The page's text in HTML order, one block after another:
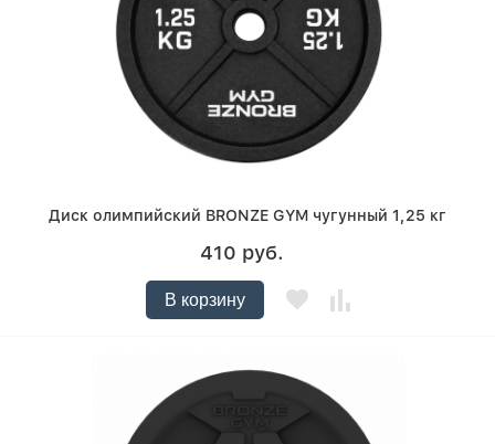
Диск олимпийский BRONZE GYM чугунный 1,25 кг
410 руб.
В корзину